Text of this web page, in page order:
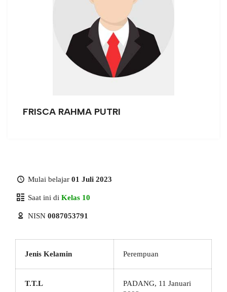
FRISCA RAHMA PUTRI
Mulai belajar 01 Juli 2023
Saat ini di Kelas 10
NISN 0087053791
Jenis Kelamin Perempuan
T.T.L
PADANG, 11 Januari